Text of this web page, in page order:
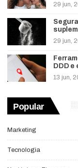
29 jun,
29 jun,
DDD e
13 jun,
Popular
Marketing
Tecnologia